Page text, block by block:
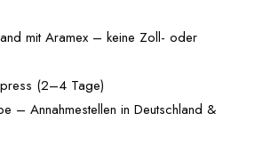
mit Aramex – keine Zoll- oder
(2–4 Tage)
– Annahmestellen in Deutschland &